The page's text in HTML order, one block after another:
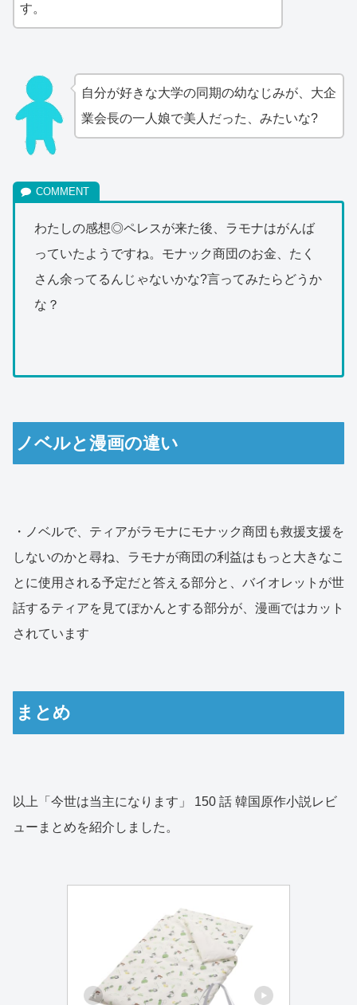
す。
自分が好きな大学の同期の幼なじみが、大企
業会長の一人娘で美人だった、みたいな?
わたしの感想◎ペレスが来た後、ラモナはがんば
っていたようですね。モナック商団のお金、たく
さん余ってるんじゃないかな?言ってみたらどうか
な？
ノベルと漫画の違い
・ノベルで、ティアがラモナにモナック商団も救援支援を
しないのかと尋ね、ラモナが商団の利益はもっと大きなこ
とに使用される予定だと答える部分と、バイオレットが世
話するティアを見てぽかんとする部分が、漫画ではカット
されています
まとめ
以上「今世は当主になります」 150 話 韓国原作小説レビ
ューまとめを紹介しました。